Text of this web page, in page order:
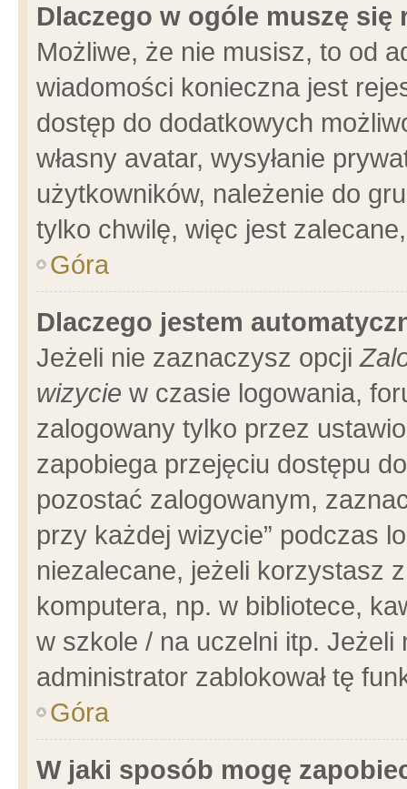
Dlaczego w ogóle muszę się
Możliwe, że nie musisz, to od
wiadomości konieczna jest
dostęp do dodatkowych
własny avatar, wysyłanie
użytkowników, należenie do
tylko chwilę, więc jest
Góra
Dlaczego jestem
Jeżeli nie zaznaczysz opcji
wizycie w czasie logowania,
zalogowany tylko przez
zapobiega przejęciu dostępu
pozostać zalogowanym,
przy każdej wizycie” podczas
niezalecane, jeżeli korzystasz
komputera, np. w bibliotece,
w szkole / na uczelni itp.
administrator zablokował tę
Góra
W jaki sposób mogę